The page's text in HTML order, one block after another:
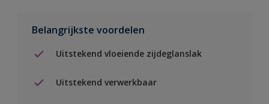
Belangrijkste voordelen
Uitstekend vloeiende zijdeglanslak
Uitstekend verwerkbaar